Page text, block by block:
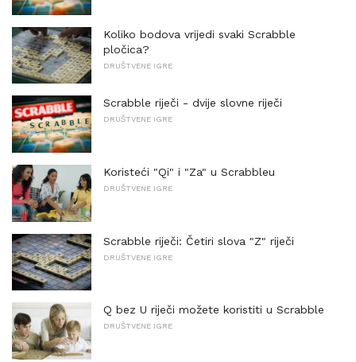
Koliko bodova vrijedi svaki Scrabble
pločica?
DRUŠTVENE IGRE
Scrabble riječi - dvije slovne riječi
DRUŠTVENE IGRE
Koristeći "Qi" i "Za" u Scrabbleu
DRUŠTVENE IGRE
Scrabble riječi: Četiri slova "Z" riječi
DRUŠTVENE IGRE
Q bez U riječi možete koristiti u Scrabble
DRUŠTVENE IGRE